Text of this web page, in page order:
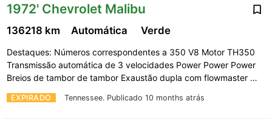
1972' Chevrolet Malibu
EXPIRADO Tennessee. Publicado 10 months atrás
136218 km Automática Verde
Destaques: Números correspondentes a 350 V8 Motor TH350
Transmissão automática de 3 velocidades Power Power Power
Breios de tambor de tambor Exaustão dupla com flowmaster …